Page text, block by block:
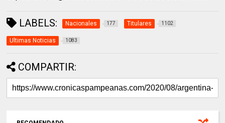
LABELS: Nacionales 177 Titulares 1102
Ultimas Noticias 1083
COMPARTIR: